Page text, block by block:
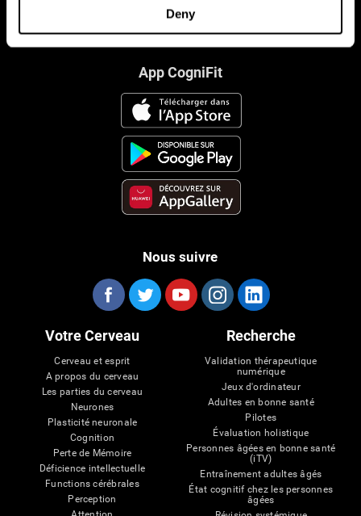
Deny
App CogniFit
Nous suivre
Votre Cerveau
Cerveau et esprit
A propos du cerveau
Les parties du cerveau
Neurones
Plasticité neuronale
Cognition
Perte de Mémoire
Déficience intellectuelle
Functions cérébrales
Perception
Recherche
Validation thérapeutique
numérique
Jeux d'ordinateur
Adultes en bonne santé
Pilotes
Évaluation holistique
Personnes âgées en bonne santé
(iTV)
Entraînement adultes âgés
État cognitif chez les personnes
âgées